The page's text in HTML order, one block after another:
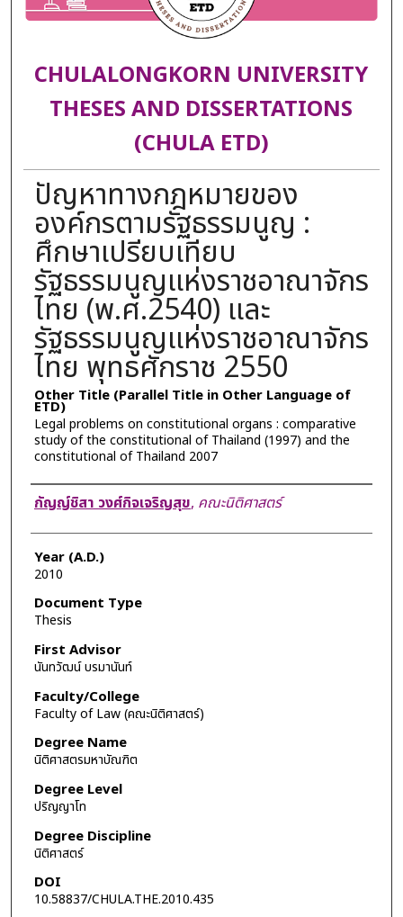
CHULALONGKORN UNIVERSITY
THESES AND DISSERTATIONS
(CHULA ETD)
ปัญหาทางกฎหมายของ
องค์กรตามรัฐธรรมนูญ :
ศึกษาเปรียบเทียบ
รัฐธรรมนูญแห่งราชอาณาจักร
ไทย (พ.ศ.2540) และ
รัฐธรรมนูญแห่งราชอาณาจักร
ไทย พุทธศักราช 2550
Other Title (Parallel Title in Other Language of
ETD)
Legal problems on constitutional organs : comparative
study of the constitutional of Thailand (1997) and the
constitutional of Thailand 2007
Author
กัญญ์ชิสา วงศ์กิจเจริญสุข, คณะนิติศาสตร์
Year (A.D.)
2010
Document Type
Thesis
First Advisor
นันทวัฒน์ บรมานันท์
Faculty/College
Faculty of Law (คณะนิติศาสตร์)
Degree Name
นิติศาสตรมหาบัณฑิต
Degree Level
ปริญญาโท
Degree Discipline
นิติศาสตร์
DOI
10.58837/CHULA.THE.2010.435